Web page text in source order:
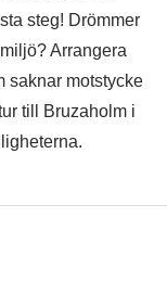
steg! Drömmer
Arrangera
saknar motstycke
till Bruzaholm i